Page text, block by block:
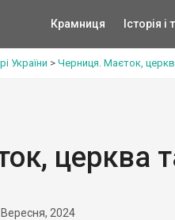
Крамниця Історія і
України > Черниця. Маєток,
церква
2024